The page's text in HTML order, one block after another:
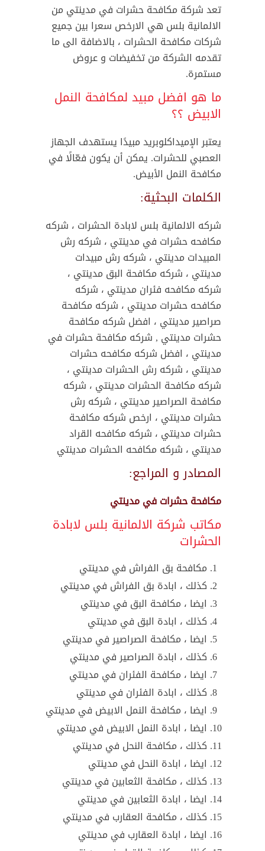
تعد شركة مكافحة حشرات في مدينتي من
الالمانية بلس هي الارخص سعرا بين جميع
شركات مكافحة الحشرات ، بالاضافة الى ما
تقدمه الشركة من تخفيضات و عروض
مستمرة.
ما هو افضل مبيد لمكافحة النمل
الابيض ؟؟
يعتبر الإميداكلوبريد مبيدًا يستهدف الجهاز
العصبي للحشرات. يمكن أن يكون فعّالًا في
مكافحة النمل الأبيض.
الكلمات البحثية:
شركه الالمانية بلس لابادة الحشرات ، شركه
مكافحه حشرات في مدينتي ، شركه رش
المبيدات مدينتي ، شركه رش مبيدات
مدينتي ، شركه مكافحة البق مدينتي ،
شركه مكافحه فئران مدينتي ، شركه
مكافحه حشرات مدينتي ، شركه مكافحة
صراصير مدينتي ، افضل شركه مكافحة
حشرات مدينتي , شركه مكافحة حشرات في
مدينتي ، افضل شركه مكافحه حشرات
مدينتي ، شركه رش الحشرات مدينتي ،
شركه مكافحة الحشرات مدينتي ، شركه
مكافحة الصراصير مدينتي ، شركه رش
حشرات مدينتي ، ارخص شركه مكافحة
حشرات مدينتي ، شركه مكافحه القراد
مدينتي ، شركه مكافحه الحشرات مدينتي
المصادر و المراجع:
مكافحة حشرات في مدينتي
مكاتب شركة الالمانية بلس لابادة
الحشرات
مكافحة بق الفراش في مدينتي
كذلك ، ابادة بق الفراش في مدينتي
ايضا ، مكافحة البق في مدينتي
كذلك ، ابادة البق في مدينتي
ايضا ، مكافحة الصراصير في مدينتي
كذلك ، ابادة الصراصير في مدينتي
ايضا ، مكافحة الفئران في مدينتي
كذلك ، ابادة الفئران في مدينتي
ايضا ، مكافحة النمل الابيض في مدينتي
ايضا ، ابادة النمل الابيض في مدينتي
كذلك ، مكافحة النحل في مدينتي
ايضا ، ابادة النحل في مدينتي
كذلك ، مكافحة الثعابين في مدينتي
ايضا ، ابادة الثعابين في مدينتي
كذلك ، مكافحة العقارب في مدينتي
ايضا ، ابادة العقارب في مدينتي